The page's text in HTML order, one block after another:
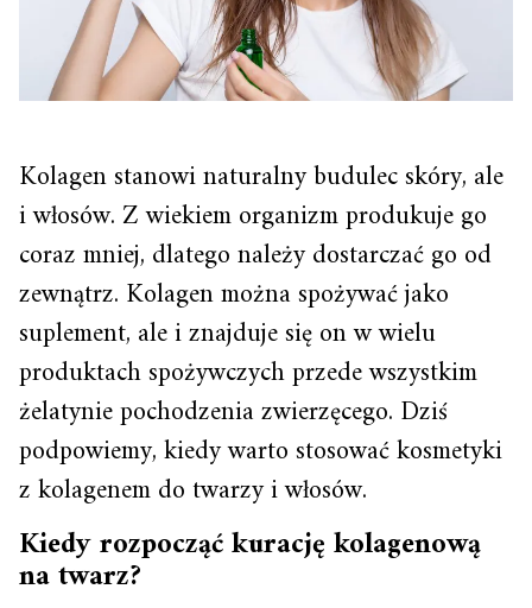
Kolagen stanowi naturalny budulec skóry, ale
i włosów. Z wiekiem organizm produkuje go
coraz mniej, dlatego należy dostarczać go od
zewnątrz. Kolagen można spożywać jako
suplement, ale i znajduje się on w wielu
produktach spożywczych przede wszystkim
żelatynie pochodzenia zwierzęcego. Dziś
podpowiemy, kiedy warto stosować kosmetyki
z kolagenem do twarzy i włosów.
Kiedy rozpocząć kurację kolagenową
na twarz?